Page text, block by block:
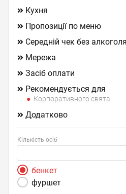
Кухня
Пропозиції по меню
Середній чек без алкоголя
Мережа
Засіб оплати
Рекомендується для
Корпоративного свята
Додатково
Кількість осіб
бенкет
фуршет